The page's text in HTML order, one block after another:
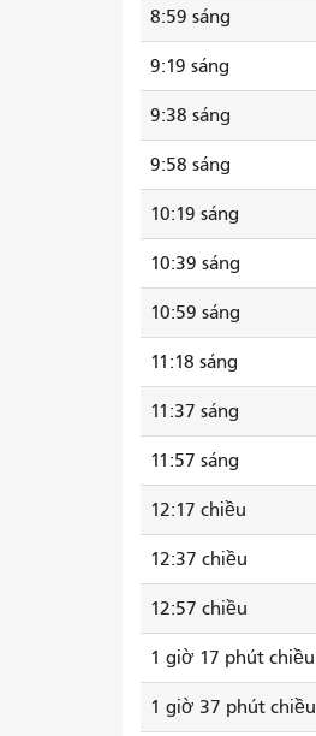
8:59 sáng
9:19 sáng
9:38 sáng
9:58 sáng
10:19 sáng
10:39 sáng
10:59 sáng
11:18 sáng
11:37 sáng
11:57 sáng
12:17 chiều
12:37 chiều
12:57 chiều
1 giờ 17 phút chiều
1 giờ 37 phút chiều